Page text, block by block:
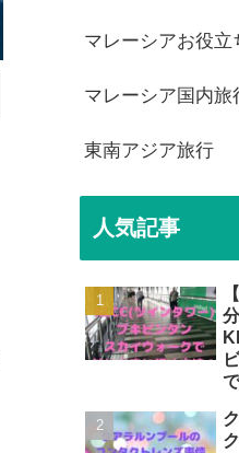
マレーシアお役立
マレーシア国内旅
東南アジア旅行
人気記事